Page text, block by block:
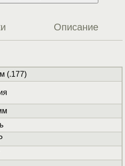
Описание
(.177)